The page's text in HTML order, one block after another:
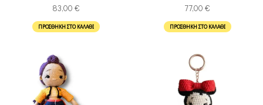
83,00 €
ΠΡΟΣΘΉΚΗ ΣΤΟ ΚΑΛΆΘΙ
77,00 €
ΠΡΟΣΘΉΚΗ ΣΤΟ ΚΑΛΆΘΙ